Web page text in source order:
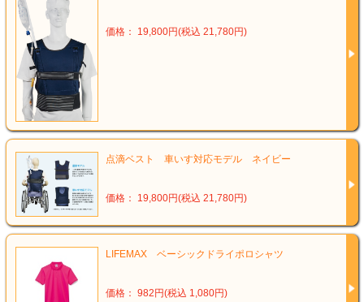
価格： 19,800円(税込 21,780円)
点滴ベスト 車いす対応モデル ネイビー
価格： 19,800円(税込 21,780円)
LIFEMAX ベーシックドライポロシャツ
価格： 982円(税込 1,080円)